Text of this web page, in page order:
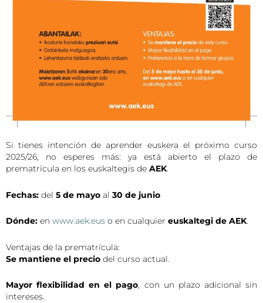
Si tienes intención de aprender euskera el próximo curso
2025/26, no esperes más: ya está abierto el plazo de
prematrícula en los euskaltegis de AEK.
Fechas: del 5 de mayo al 30 de junio
Dónde: en www.aek.eus o en cualquier euskaltegi de AEK.
Ventajas de la prematrícula:
Se mantiene el precio del curso actual.
Mayor flexibilidad en el pago, con un plazo adicional sin
intereses.